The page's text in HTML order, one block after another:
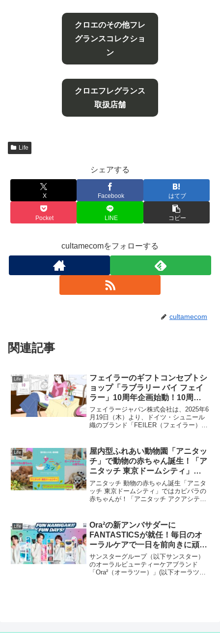
クロエのその他フレ
グランスコレクショ
ン
クロエフレグランス
取扱店舗
Life
シェアする
X Facebook はてブ
Pocket LINE コピー
cultamecomをフォローする
cultamecom
関連記事
Life
フェイラーのギフトコンセプトシ
ョップ「ラブラリー バイ フェイ
ラー」10周年企画始動！10周年
記念特設サイトがオープンモデ
ル・イラストレーターの田中シェ
ンと初コラボレーションライター
て踊れる。」物語を10ヶ月連続公
開
フェイラージャパン株式会社は、2025年6
月19日（木）より、ドイツ・シュニール
織のブランド「FEILER（フェイラー）」
バイ フェイラー）」の10周年を記念し
た...
Life
屋内型ふれあい動物園「アニタッ
チ」で動物の赤ちゃん誕生！「ア
ニタッチ 東京ドームシティ」で
はカピバラが！「アニタッチ ア
クアシティお台場」ではミーアキ
ャットが！
アニタッチ 動物の赤ちゃん誕生「アニタ
ッチ 東京ドームシティ」ではカピバラの
赤ちゃんが！「アニタッチ アクアシティ
する屋内型ふれあい動物園「アニタッチ
東京ドームシティ...
Life
Ora²の新アンバサダーに
FANTASTICSが就任！毎日のオ
ーラルケアで一日を前向きに頑張
る女性にエールを送る新
WEBCM「FUN HAMIGAKI! FUN
DAYS!」3月21日（金）より公
サンスターグループ（以下サンスター）
のオーラルビューティーケアブランド
「Ora²（オーラツー）」(以下オーラツ